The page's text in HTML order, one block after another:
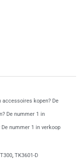
accessoires kopen? De
De nummer 1 in
nummer 1 in verkoop
, TK3601-D